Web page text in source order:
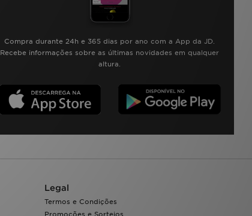
Compra durante 24h e 365 dias por ano com a App da JD.
Recebe informações sobre as últimas novidades em qualquer
altura.
Legal
Termos e Condições
Promoções e Sorteios